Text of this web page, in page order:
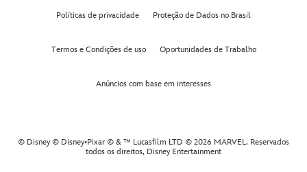
Políticas de privacidade Proteção de Dados no Brasil
Termos e Condições de uso Oportunidades de Trabalho
Anúncios com base em interesses
© Disney © Disney•Pixar © & ™ Lucasfilm LTD © 2026 MARVEL. Reservados
todos os direitos, Disney Entertainment